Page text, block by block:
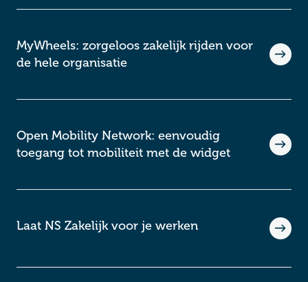
MyWheels: zorgeloos zakelijk rijden voor
de hele organisatie
Open Mobility Network: eenvoudig
toegang tot mobiliteit met de widget
Laat NS Zakelijk voor je werken